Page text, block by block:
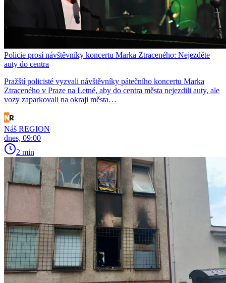
Policie prosí návštěvníky koncertu Marka Ztraceného: Nejezděte
auty do centra
Pražští policisté vyzvali návštěvníky pátečního koncertu Marka
Ztraceného v Praze na Letné, aby do centra města nejezdili auty, ale
vozy zaparkovali na okraji města…
Náš REGION
dnes, 09:00
2 min